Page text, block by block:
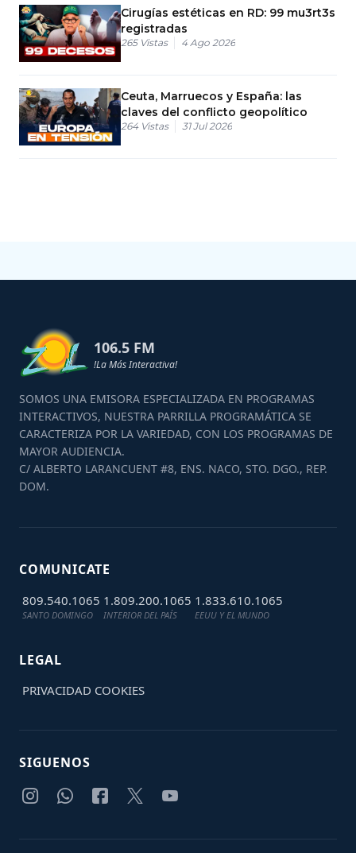
Cirugías estéticas en RD: 99 mu3rt3s
registradas
265 Vistas 4 Ago 2026
Ceuta, Marruecos y España: las
claves del conflicto geopolítico
264 Vistas 31 Jul 2026
106.5 FM
!La Más Interactiva!
SOMOS UNA EMISORA ESPECIALIZADA EN PROGRAMAS
INTERACTIVOS, NUESTRA PARRILLA PROGRAMÁTICA SE
CARACTERIZA POR LA VARIEDAD, CON LOS PROGRAMAS DE
MAYOR AUDIENCIA.
C/ ALBERTO LARANCUENT #8, ENS. NACO, STO. DGO., REP.
DOM.
COMUNICATE
809.540.1065
SANTO DOMINGO
1.809.200.1065
INTERIOR DEL PAÍS
1.833.610.1065
EEUU Y EL MUNDO
LEGAL
PRIVACIDAD COOKIES
SIGUENOS